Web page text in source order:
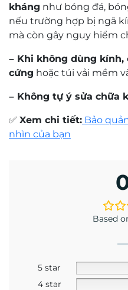
kháng như bóng đá,
nếu trường hợp bị ngã
mà còn gây nguy hiểm
– Khi không dùng kính,
cứng hoặc túi vải mềm
– Không tự ý sửa chữa
✅ Xem chi tiết: Bảo
nhìn của bạn
Based
5 star
4 star